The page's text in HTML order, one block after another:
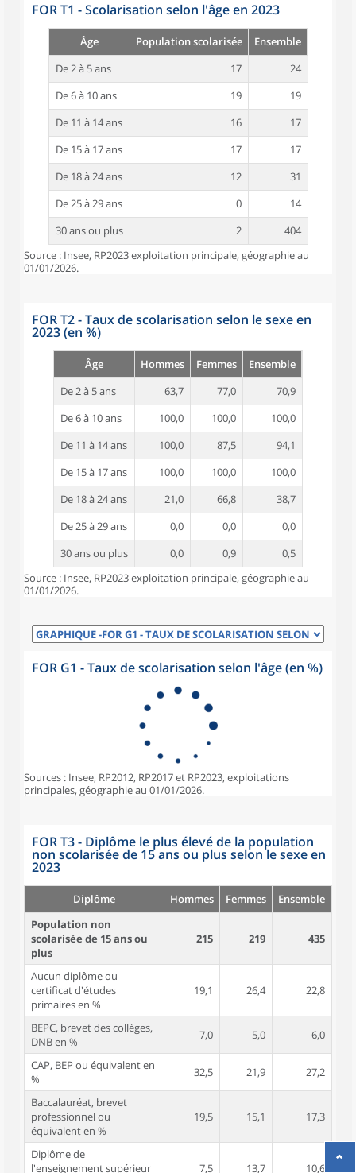
FOR T1 - Scolarisation selon l'âge en 2023
Âge Population scolarisée
Ensemble
De 2 à 5 ans
17
24
De 6 à 10 ans
19
19
De 11 à 14 ans
16
17
De 15 à 17 ans
17
17
De 18 à 24 ans
12
31
De 25 à 29 ans
0
14
30 ans ou plus
2
404
Source : Insee, RP2023 exploitation principale, géographie au
01/01/2026.
FOR T2 - Taux de scolarisation selon le sexe en
2023 (en %)
Âge Hommes Femmes
Ensemble
De 2 à 5 ans
63,7 77,0
70,9
De 6 à 10 ans
100,0 100,0
100,0
De 11 à 14 ans
100,0 87,5
94,1
De 15 à 17 ans
100,0 100,0
100,0
De 18 à 24 ans
21,0 66,8
38,7
De 25 à 29 ans
0,0 0,0
0,0
30 ans ou plus
0,0 0,9
0,5
Source : Insee, RP2023 exploitation principale, géographie au
01/01/2026.
FOR G1 - Taux de scolarisation selon l'âge (en %)
Sources : Insee, RP2012, RP2017 et RP2023, exploitations
principales, géographie au 01/01/2026.
FOR T3 - Diplôme le plus élevé de la population
non scolarisée de 15 ans ou plus selon le sexe en
2023
Diplôme Hommes Femmes
Ensemble
Population non
scolarisée de 15 ans ou
plus
215 219 435
Aucun diplôme ou
certificat d'études
primaires en %
19,1 26,4 22,8
BEPC, brevet des collèges,
DNB en %
7,0 5,0 6,0
CAP, BEP ou équivalent en
%
32,5 21,9 27,2
Baccalauréat, brevet
professionnel ou
équivalent en %
19,5 15,1 17,3
Diplôme de
l'enseignement supérieur
7,5 13,7 10,6